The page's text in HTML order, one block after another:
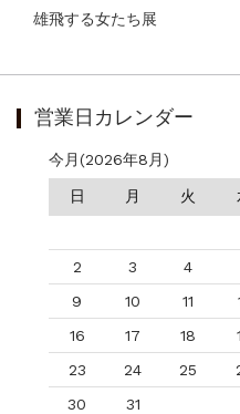
雄飛する女たち展
営業日カレンダー
今月(2026年8月)
日 月 火
2
3 4
9
10 11
16
17 18
23
24 25
30
31